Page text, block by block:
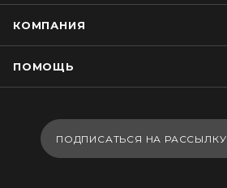
КОМПАНИЯ
ПОМОЩЬ
ПОДПИСАТЬСЯ НА РАССЫЛКУ